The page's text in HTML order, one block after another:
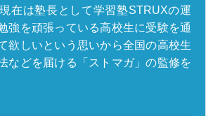
在は塾長として学習塾STRUXの運
強を頑張っている高校生に受験を通
欲しいという思いから全国の高校生
などを届ける「ストマガ」の監修を